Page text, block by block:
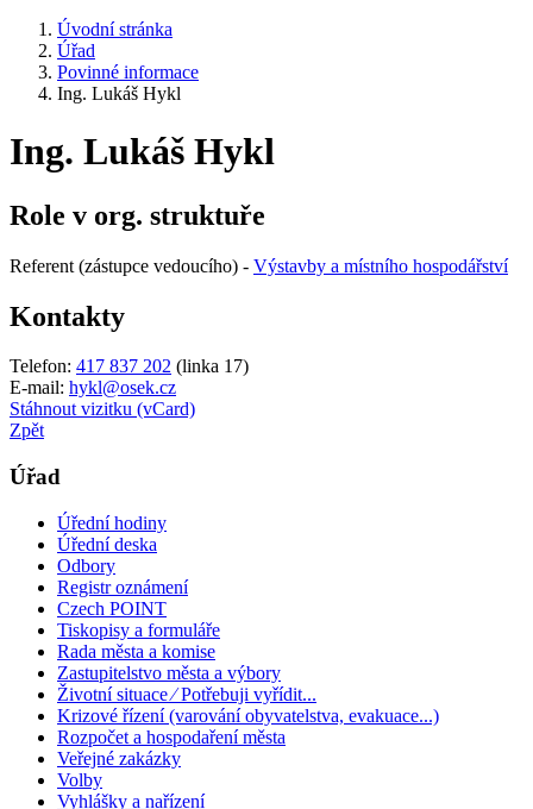
Úvodní stránka
Úřad
Povinné informace
Ing. Lukáš Hykl
Ing. Lukáš Hykl
Role v org. struktuře
Referent (zástupce vedoucího) - Výstavby a místního hospodářství
Kontakty
Telefon: 417 837 202 (linka 17)
E-mail: hykl@osek.cz
Stáhnout vizitku (vCard)
Zpět
Úřad
Úřední hodiny
Úřední deska
Odbory
Registr oznámení
Czech POINT
Tiskopisy a formuláře
Rada města a komise
Zastupitelstvo města a výbory
Životní situace ⁄ Potřebuji vyřídit...
Krizové řízení (varování obyvatelstva, evakuace...)
Rozpočet a hospodaření města
Veřejné zakázky
Volby
Vyhlášky a nařízení